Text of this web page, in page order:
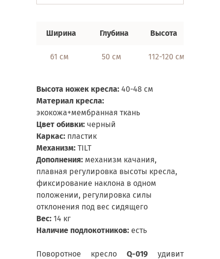
Ширина Глубина Высота
61 см 50 см 112-120 см
Высота ножек кресла: 40-48 см
Материал кресла:
экокожа+мембранная ткань
Цвет обивки: черный
Каркас: пластик
Механизм: TILT
Дополнения: механизм качания,
плавная регулировка высоты кресла,
фиксирование наклона в одном
положении, регулировка силы
отклонения под вес сидящего
Вес: 14 кг
Наличие подлокотников: есть
Поворотное кресло Q-019 удивит